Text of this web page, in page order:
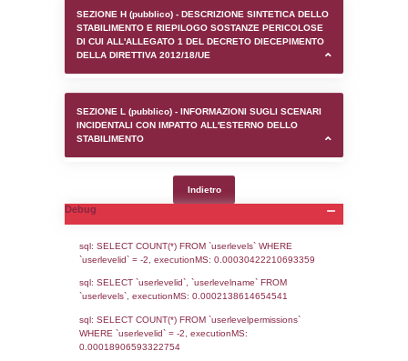
SEZIONE A1 (pubblico) - INFORMAZIONI
SEZIONE D (pubblico) - INFORMAZIONI
CONTROLLO A CUI è SOGGETTO LO
DELL'AMBIENTE/TERRITORIO
STABILIMENTO